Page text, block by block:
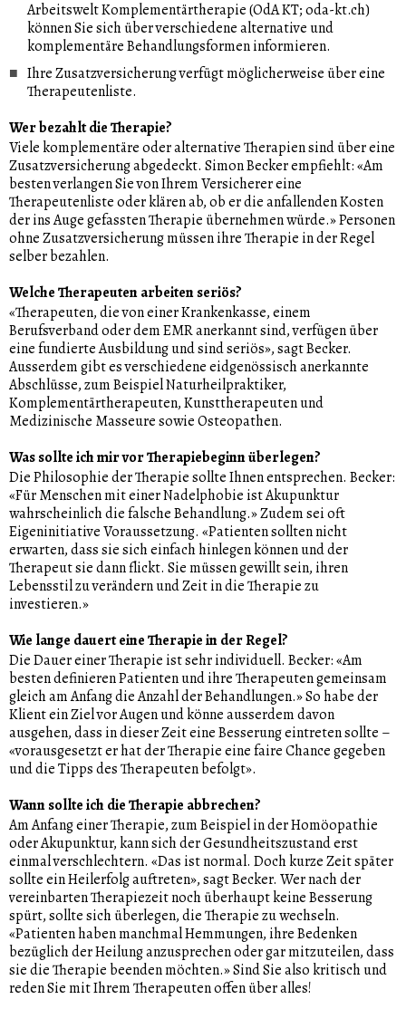
Arbeitswelt Komplementärtherapie (OdA KT; oda-kt.ch)
können Sie sich über verschiedene alternative und
komplementäre Behandlungsformen informieren.
Ihre Zusatzversicherung verfügt möglicherweise über eine
Therapeutenliste.
Wer bezahlt die Therapie?
Viele komplementäre oder alternative Therapien sind über eine
Zusatzversicherung abgedeckt. Simon Becker empfiehlt: «Am
besten verlangen Sie von Ihrem Versicherer eine
Therapeutenliste oder klären ab, ob er die anfallenden Kosten
der ins Auge gefassten Therapie übernehmen würde.» Personen
ohne Zusatzversicherung müssen ihre Therapie in der Regel
selber bezahlen.
Welche Therapeuten arbeiten seriös?
«Therapeuten, die von einer Krankenkasse, einem
Berufsverband oder dem EMR anerkannt sind, verfügen über
eine fundierte Ausbildung und sind seriös», sagt Becker.
Ausserdem gibt es verschiedene eidgenössisch anerkannte
Abschlüsse, zum Beispiel Naturheilpraktiker,
Komplementärtherapeuten, Kunsttherapeuten und
Medizinische Masseure sowie Osteopathen.
Was sollte ich mir vor Therapiebeginn überlegen?
Die Philosophie der Therapie sollte Ihnen entsprechen. Becker:
«Für Menschen mit einer Nadelphobie ist Akupunktur
wahrscheinlich die falsche Behandlung.» Zudem sei oft
Eigeninitiative Voraussetzung. «Patienten sollten nicht
erwarten, dass sie sich einfach hinlegen können und der
Therapeut sie dann flickt. Sie müssen gewillt sein, ihren
Lebensstil zu verändern und Zeit in die Therapie zu
investieren.»
Wie lange dauert eine Therapie in der Regel?
Die Dauer einer Therapie ist sehr individuell. Becker: «Am
besten definieren Patienten und ihre Therapeuten gemeinsam
gleich am Anfang die Anzahl der Behandlungen.» So habe der
Klient ein Ziel vor Augen und könne ausserdem davon
ausgehen, dass in dieser Zeit eine Besserung eintreten sollte –
«vorausgesetzt er hat der Therapie eine faire Chance gegeben
und die Tipps des Therapeuten befolgt».
Wann sollte ich die Therapie abbrechen?
Am Anfang einer Therapie, zum Beispiel in der Homöopathie
oder Akupunktur, kann sich der Gesundheitszustand erst
einmal verschlechtern. «Das ist normal. Doch kurze Zeit später
sollte ein Heilerfolg auftreten», sagt Becker. Wer nach der
vereinbarten Therapiezeit noch überhaupt keine Besserung
spürt, sollte sich überlegen, die Therapie zu wechseln.
«Patienten haben manchmal Hemmungen, ihre Bedenken
bezüglich der Heilung anzusprechen oder gar mitzuteilen, dass
sie die Therapie beenden möchten.» Sind Sie also kritisch und
reden Sie mit Ihrem Therapeuten offen über alles!